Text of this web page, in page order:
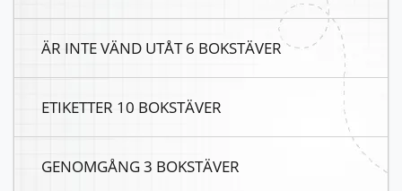
ÄR INTE VÄND UTÅT 6 BOKSTÄVER
ETIKETTER 10 BOKSTÄVER
GENOMGÅNG 3 BOKSTÄVER